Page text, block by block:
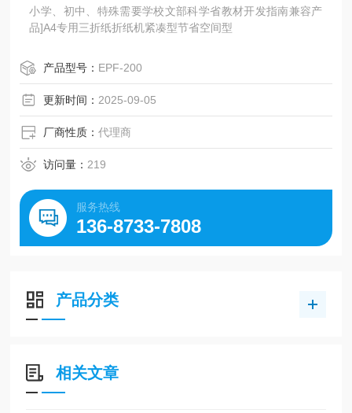
小学、初中、特殊需要学校文部科学省教材开发指南兼容产
品]A4专用三折纸折纸机紧凑型节省空间型
产品型号： EPF-200
更新时间： 2025-09-05
厂商性质：代理商
访问量： 219
服务热线
136-8733-7808
产品分类
相关文章